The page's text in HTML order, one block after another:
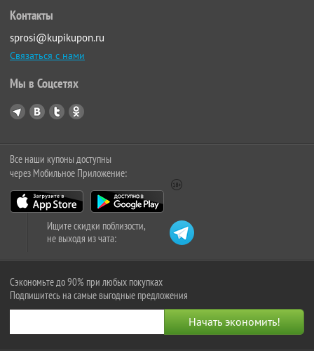
Контакты
sprosi@kupikupon.ru
Связаться с нами
Мы в Соцсетях
Все наши купоны доступны
через Мобильное Приложение:
Ищите скидки поблизости,
не выходя из чата:
Сэкономьте до 90% при любых покупках
Подпишитесь на самые выгодные предложения